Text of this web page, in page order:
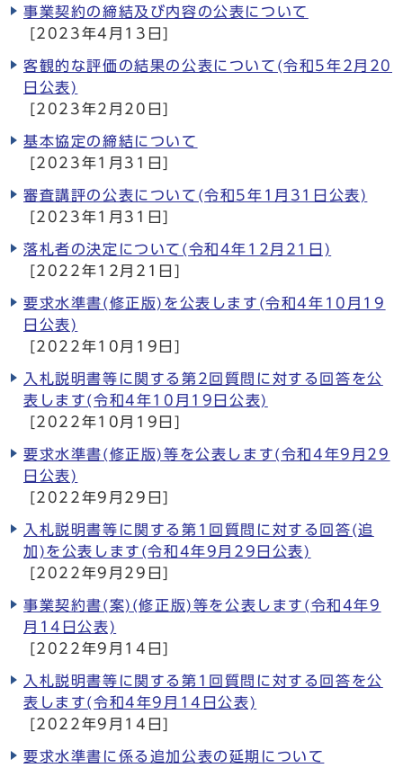
事業契約の締結及び内容の公表について
[2023年4月13日]
客観的な評価の結果の公表について(令和5年2月20
日公表)
[2023年2月20日]
基本協定の締結について
[2023年1月31日]
審査講評の公表について(令和5年1月31日公表)
[2023年1月31日]
落札者の決定について(令和4年12月21日)
[2022年12月21日]
要求水準書(修正版)を公表します(令和4年10月19
日公表)
[2022年10月19日]
入札説明書等に関する第2回質問に対する回答を公
表します(令和4年10月19日公表)
[2022年10月19日]
要求水準書(修正版)等を公表します(令和4年9月29
日公表)
[2022年9月29日]
入札説明書等に関する第1回質問に対する回答(追
加)を公表します(令和4年9月29日公表)
[2022年9月29日]
事業契約書(案)(修正版)等を公表します(令和4年9
月14日公表)
[2022年9月14日]
入札説明書等に関する第1回質問に対する回答を公
表します(令和4年9月14日公表)
[2022年9月14日]
要求水準書に係る追加公表の延期について